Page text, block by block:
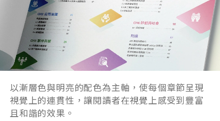
以漸層色與明亮的配色為主軸，使每個章節呈現
視覺上的連貫性，讓閱讀者在視覺上感受到豐富
且和諧的效果。